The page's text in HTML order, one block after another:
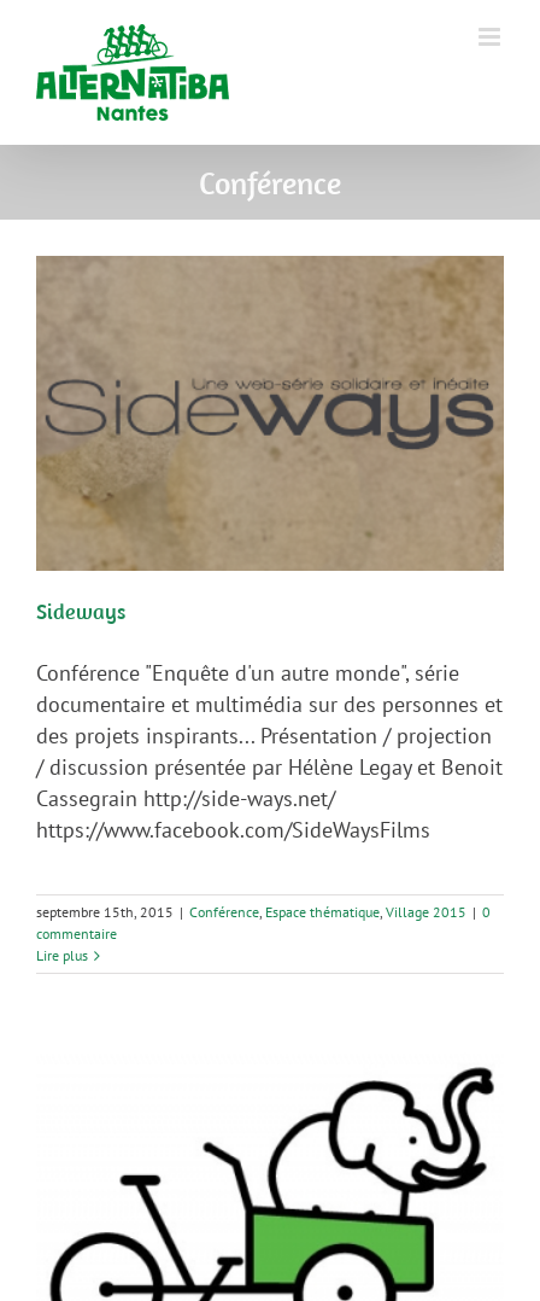
Conférence
Sideways
Conférence "Enquête d'un autre monde", série
documentaire et multimédia sur des personnes et
des projets inspirants... Présentation / projection
/ discussion présentée par Hélène Legay et Benoit
Cassegrain http://side-ways.net/
https://www.facebook.com/SideWaysFilms
septembre 15th, 2015 | Conférence, Espace thématique, Village 2015 | 0
commentaire
Lire plus